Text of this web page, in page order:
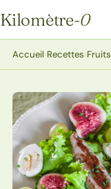
Kilomètre-0
Kilomètre-0
Accueil›Recettes›Fruits